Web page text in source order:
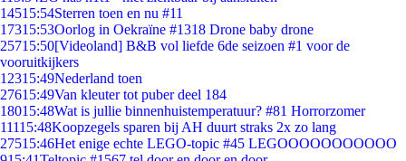
14515:54Sterren toen en nu #11
17315:53Oorlog in Oekraïne #1318 Drone baby drone
25715:50[Videoland] B&B vol liefde 6de seizoen #1 voor de
vooruitkijkers
12315:49Nederland toen
27615:49Van kleuter tot puber deel 184
18015:48Wat is jullie binnenhuistemperatuur? #81 Horrorzomer
11115:48Koopzegels sparen bij AH duurt straks 2x zo lang
27515:46Het enige echte LEGO-topic #45 LEGOOOOOOOOOOO